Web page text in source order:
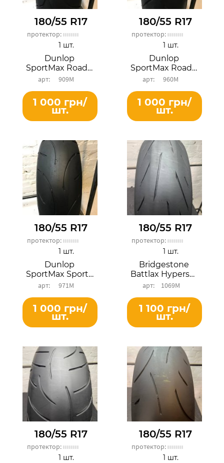
180/55 R17
протектор:
Dunlop
SportMax RoadSmart III
909М
1 шт.
1 000 грн/
шт.
180/55 R17
протектор:
Dunlop
SportMax RoadSmart II
960М
1 шт.
1 000 грн/
шт.
180/55 R17
протектор:
Dunlop
SportMax SportSmart 2
971М
1 шт.
1 000 грн/
шт.
180/55 R17
протектор:
Bridgestone
Battlax Hypersport S22R
1069М
1 шт.
1 100 грн/
шт.
180/55 R17
протектор:
1 шт.
180/55 R17
протектор:
1 шт.